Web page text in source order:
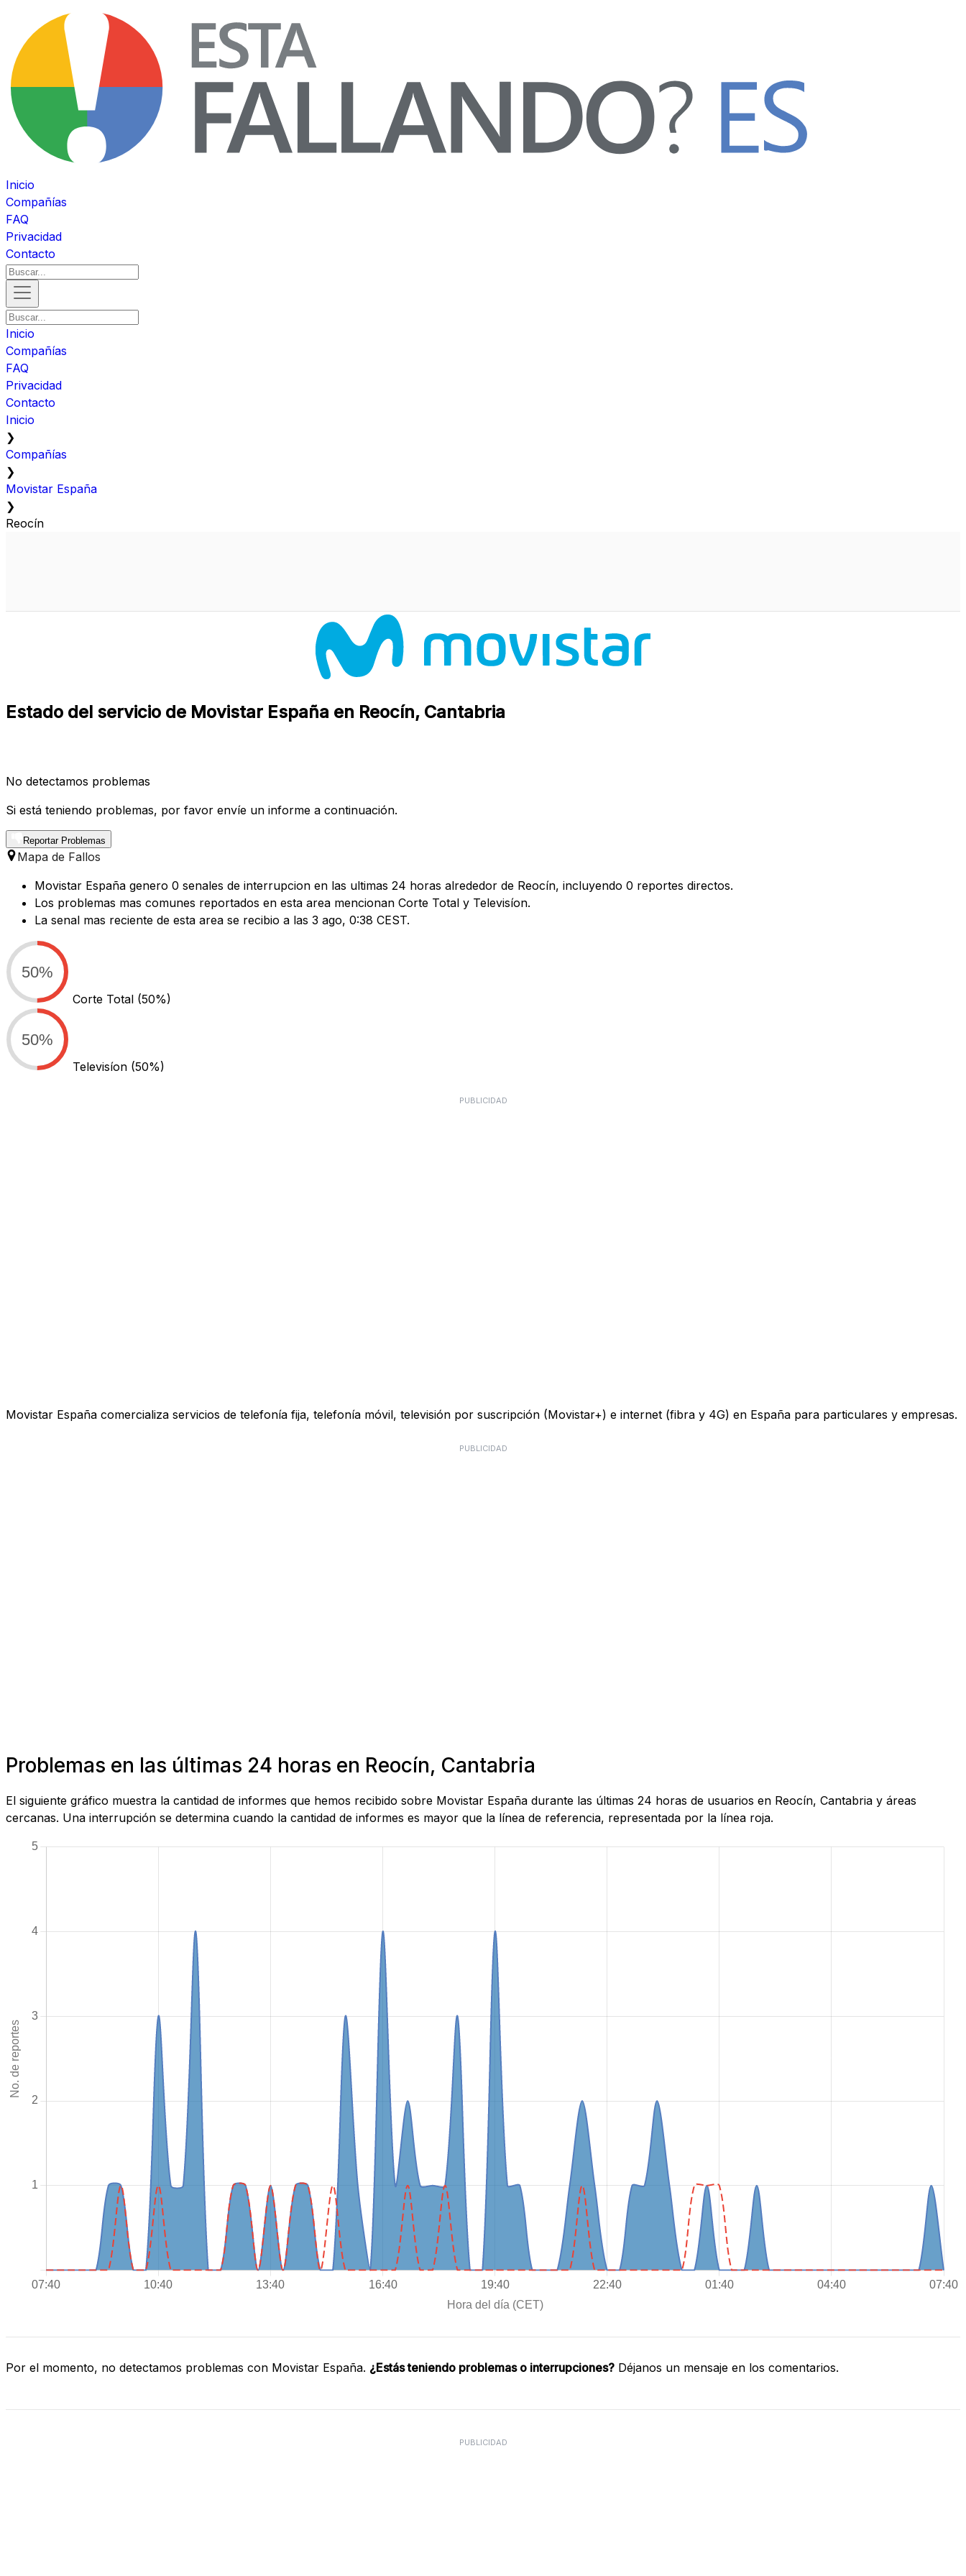
Inicio
Compañías
FAQ
Privacidad
Contacto
Inicio
Compañías
FAQ
Privacidad
Contacto
Inicio
❯
Compañías
❯
Movistar España
❯
Reocín
Estado del servicio de Movistar España en Reocín, Cantabria
No detectamos problemas
Si está teniendo problemas, por favor envíe un informe a continuación.
Reportar Problemas
Mapa de Fallos
Movistar España genero 0 senales de interrupcion en las ultimas 24 horas alrededor de Reocín, incluyendo 0 reportes directos.
Los problemas mas comunes reportados en esta area mencionan Corte Total y Televisíon.
La senal mas reciente de esta area se recibio a las 3 ago, 0:38 CEST.
50%
Corte Total (50%)
50%
Televisíon (50%)
PUBLICIDAD
Movistar España comercializa servicios de telefonía fija, telefonía móvil, televisión por suscripción (Movistar+) e internet (fibra y 4G) en España para particulares y empresas.
PUBLICIDAD
Problemas en las últimas 24 horas en Reocín, Cantabria
El siguiente gráfico muestra la cantidad de informes que hemos recibido sobre Movistar España durante las últimas 24 horas de usuarios en Reocín, Cantabria y áreas
cercanas. Una interrupción se determina cuando la cantidad de informes es mayor que la línea de referencia, representada por la línea roja.
Por el momento, no detectamos problemas con Movistar España. ¿Estás teniendo problemas o interrupciones? Déjanos un mensaje en los comentarios.
PUBLICIDAD